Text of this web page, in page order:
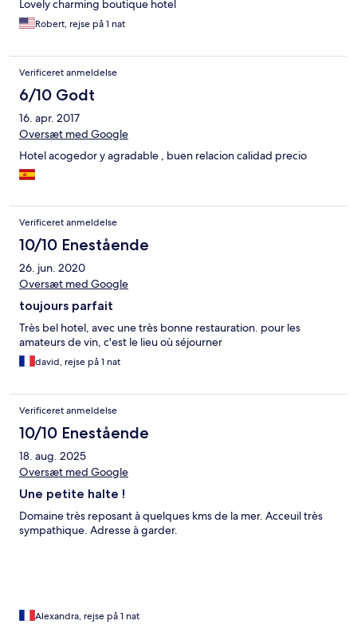
Lovely charming boutique hotel
Robert, rejse på 1 nat
Verificeret anmeldelse
6/10 Godt
16. apr. 2017
Oversæt med Google
Hotel acogedor y agradable , buen relacion calidad precio
Verificeret anmeldelse
10/10 Enestående
26. jun. 2020
Oversæt med Google
toujours parfait
Très bel hotel, avec une très bonne restauration. pour les
amateurs de vin, c'est le lieu où séjourner
david, rejse på 1 nat
Verificeret anmeldelse
10/10 Enestående
18. aug. 2025
Oversæt med Google
Une petite halte !
Domaine très reposant à quelques kms de la mer. Acceuil très
sympathique. Adresse à garder.
Alexandra, rejse på 1 nat